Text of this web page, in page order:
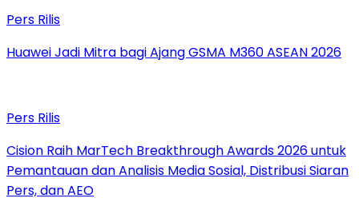
Pers Rilis
Huawei Jadi Mitra bagi Ajang GSMA M360 ASEAN 2026
Pers Rilis
Cision Raih MarTech Breakthrough Awards 2026 untuk
Pemantauan dan Analisis Media Sosial, Distribusi Siaran
Pers, dan AEO